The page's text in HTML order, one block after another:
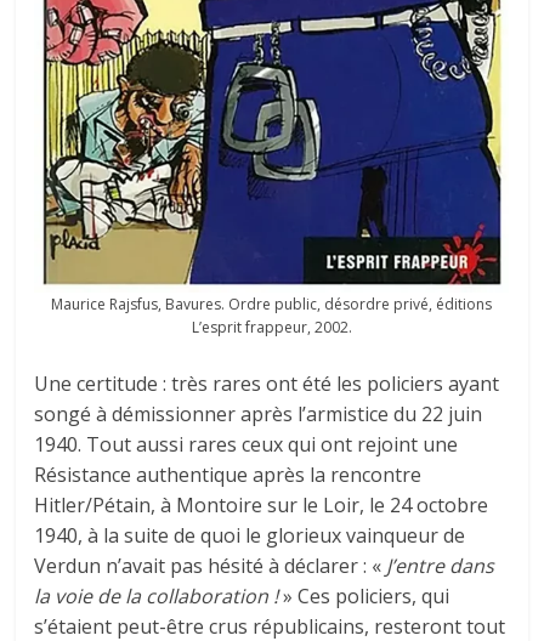
Maurice Rajsfus, Bavures. Ordre public, désordre privé, éditions
L’esprit frappeur, 2002.
Une certitude : très rares ont été les policiers ayant
songé à démissionner après l’armistice du 22 juin
1940. Tout aussi rares ceux qui ont rejoint une
Résistance authentique après la rencontre
Hitler/Pétain, à Montoire sur le Loir, le 24 octobre
1940, à la suite de quoi le glorieux vainqueur de
Verdun n’avait pas hésité à déclarer : « J’entre dans
la voie de la collaboration !» Ces policiers, qui
s’étaient peut-être crus républicains, resteront tout